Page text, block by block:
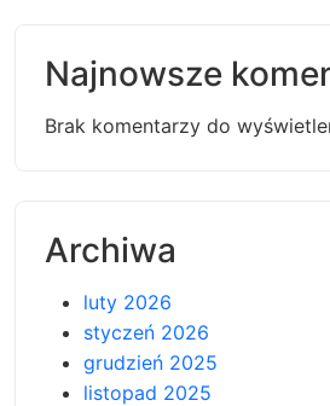
Najnowsze
Brak komentarzy do
Archiwa
luty 2026
styczeń 2026
grudzień 2025
listopad 2025